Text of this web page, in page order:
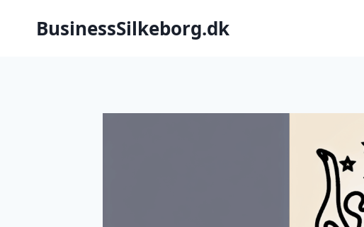
BusinessSilkeborg.dk